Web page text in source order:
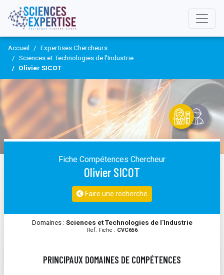
Accueil
Expertises Chercheurs
Sciences et Technologies de l'Industrie
Olivier SICOT
Fiche Compétences Chercheur
Olivier SICOT
Faire une recherche
Domaines : Sciences et Technologies de l'Industrie
Ref. Fiche : CVC656
PRINCIPAUX DOMAINES DE COMPÉTENCES